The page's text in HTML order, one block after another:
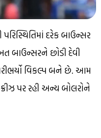
દરેક બાઉન્સર
બાઉન્સરને છોડી દેવી
વિકલ્પ બને છે. આમ
પર રહી અન્ય બોલરોને